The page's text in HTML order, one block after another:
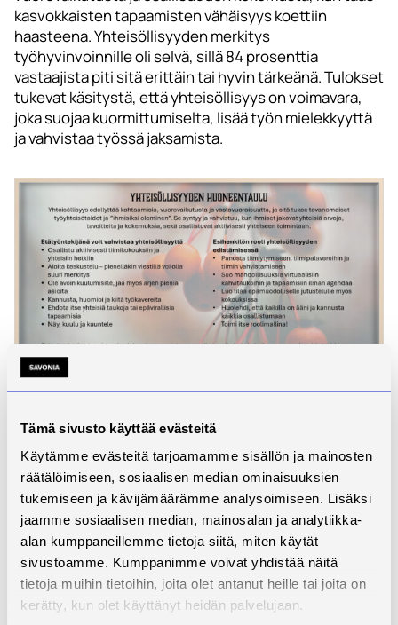
Tämä sivusto käyttää evästeitä
Käytämme evästeitä tarjoamamme sisällön ja mainosten
räätälöimiseen, sosiaalisen median ominaisuuksien
tukemiseen ja kävijämäärämme analysoimiseen. Lisäksi
jaamme sosiaalisen median, mainosalan ja analytiikka-
alan kumppaneillemme tietoja siitä, miten käytät
sivustoamme. Kumppanimme voivat yhdistää näitä
tietoja muihin tietoihin, joita olet antanut heille tai joita on
kerätty, kun olet käyttänyt heidän palvelujaan.
kasvokkaisten tapaamisten vähäisyys koettiin
haasteena. Yhteisöllisyyden merkitys
työhyvinvoinnille oli selvä, sillä 84 prosenttia
vastaajista piti sitä erittäin tai hyvin tärkeänä. Tulokset
tukevat käsitystä, että yhteisöllisyys on voimavara,
joka suojaa kuormittumiselta, lisää työn mielekkyyttä
ja vahvistaa työssä jaksamista.
Kuva 2. Yhteisöllisyyden huoneentaulu. Semilä &
Johtopäätökset ja
jatkokehittäminen
Etätyön yleistyminen haastaa tarkastelemaan
työhyvinvointia uudesta näkökulmasta.
Opinnäytetyön tulokset osoittavat, että palautumisen
ja yhteisöllisyyden vahvistaminen on keskeistä